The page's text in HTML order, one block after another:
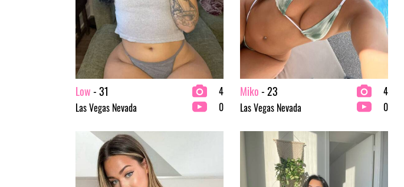
Low- 31
Las Vegas Nevada
4
0
Miko- 23
Las Vegas Nevada
4
0